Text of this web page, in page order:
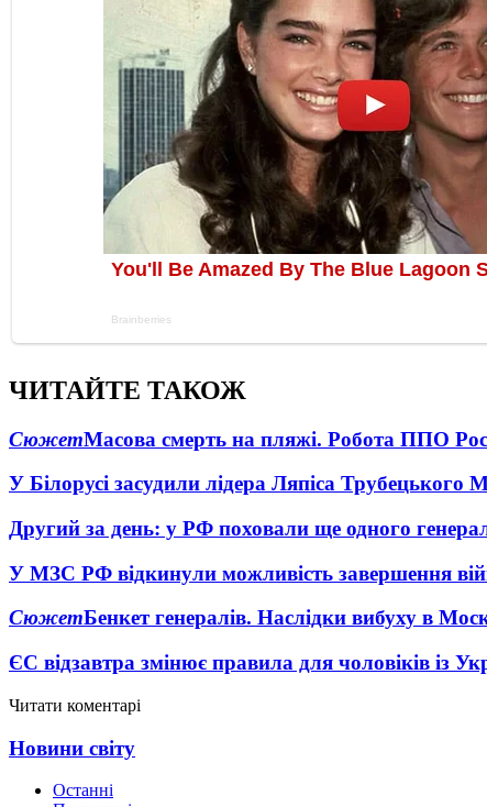
ЧИТАЙТЕ ТАКОЖ
СюжетМасова смерть на пляжі. Робота ППО
У Білорусі засудили лідера Ляпіса Трубецького
Другий за день: у РФ поховали ще одного
У МЗС РФ відкинули можливість завершення
СюжетБенкет генералів. Наслідки вибуху в
ЄС відзавтра змінює правила для чоловіків із
Читати коментарі
Новини світу
Останні